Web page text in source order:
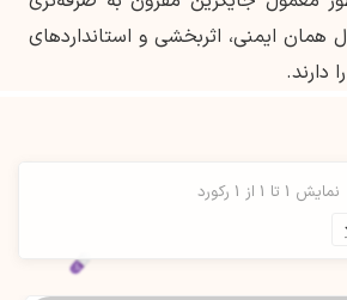
ایمنی، اثربخشی و استانداردهای
دارند.
نمایش 1 تا 1 از 1 رکورد